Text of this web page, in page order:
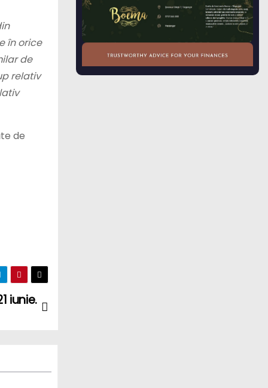
în orice
de
relativ
de
iunie.